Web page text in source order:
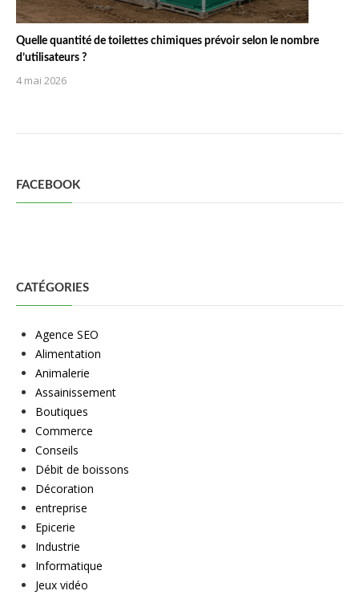
Quelle quantité de toilettes chimiques prévoir selon le nombre
d’utilisateurs ?
4 mai 2026
FACEBOOK
CATÉGORIES
Agence SEO
Alimentation
Animalerie
Assainissement
Boutiques
Commerce
Conseils
Débit de boissons
Décoration
entreprise
Epicerie
Industrie
Informatique
Jeux vidéo